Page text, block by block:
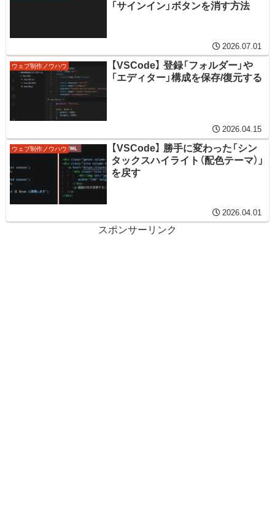
「サインイン」ボタンを消す方法
2026.07.01
ウェブ制作ノウハウ
【VSCode】 登録「フォルダー」や
「エディター」構成を保存/復元する
2026.04.15
ウェブ制作ノウハウ
【VSCode】 勝手に変わった「シン
タックスハイライト（配色テーマ）」
を戻す
2026.04.01
スポンサーリンク